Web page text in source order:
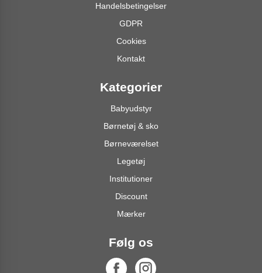
Handelsbetingelser
GDPR
Cookies
Kontakt
Kategorier
Babyudstyr
Børnetøj & sko
Børneværelset
Legetøj
Institutioner
Discount
Mærker
Følg os